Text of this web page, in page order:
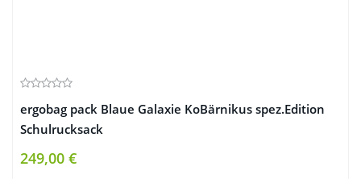
ergobag pack Blaue Galaxie KoBärnikus spez.Edition
Schulrucksack
249,00 €